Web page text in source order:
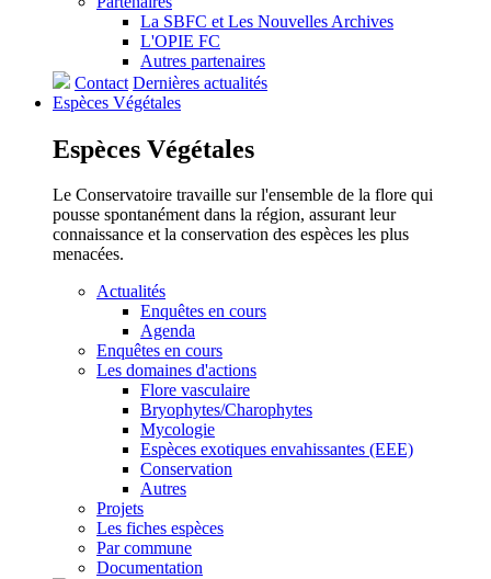
La SBFC et Les Nouvelles Archives
L'OPIE FC
Autres partenaires
Contact Dernières actualités
Espèces Végétales
Espèces Végétales
Le Conservatoire travaille sur l'ensemble de la flore qui
pousse spontanément dans la région, assurant leur
connaissance et la conservation des espèces les plus
menacées.
Actualités
Enquêtes en cours
Agenda
Enquêtes en cours
Les domaines d'actions
Flore vasculaire
Bryophytes/Charophytes
Mycologie
Espèces exotiques envahissantes (EEE)
Conservation
Autres
Projets
Les fiches espèces
Par commune
Documentation